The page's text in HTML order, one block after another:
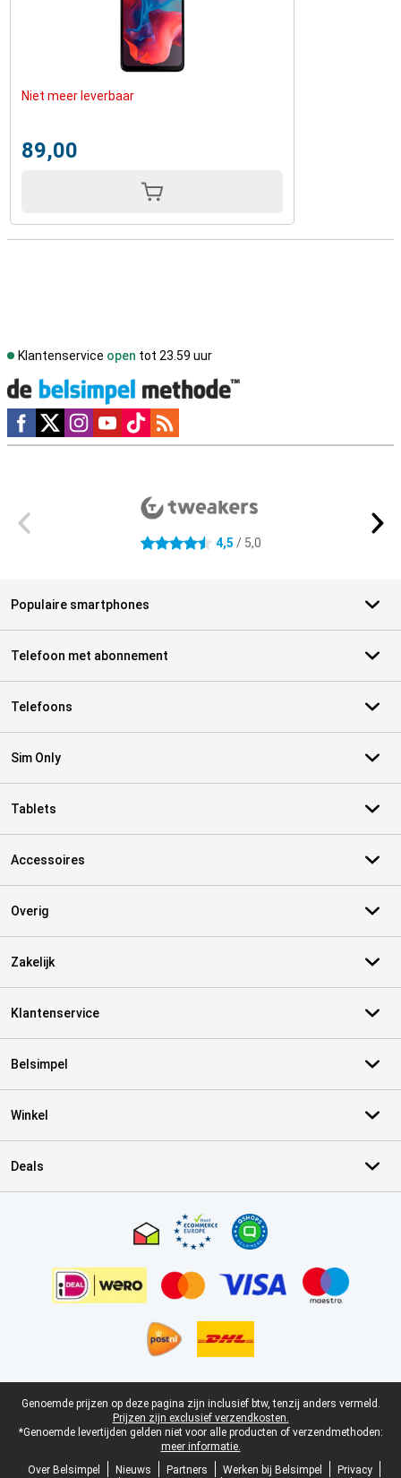
Niet meer leverbaar
89,00
Klantenservice open tot 23.59 uur
Social media
4.5 sterren 4,5 / 5,0
Populaire smartphones
Telefoon met abonnement
Telefoons
Sim Only
Tablets
Accessoires
Overig
Zakelijk
Klantenservice
Belsimpel
Winkel
Deals
Juridische voettekst
Genoemde prijzen op deze pagina zijn inclusief btw, tenzij anders vermeld.
Prijzen zijn exclusief verzendkosten.
*Genoemde levertijden gelden niet voor alle producten of verzendmethoden:
meer informatie.
Over Belsimpel
Nieuws Partners Werken bij Belsimpel
Privacy